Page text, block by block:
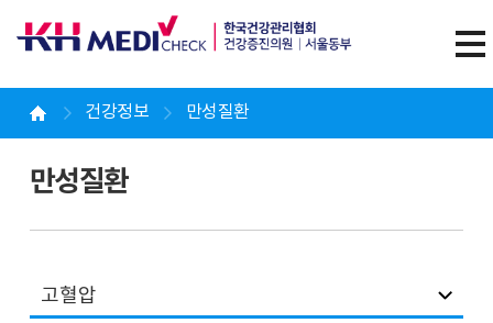
건강정보 만성질환
만성질환
고혈압